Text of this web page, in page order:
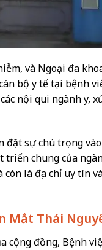
và Ngoại đa
bộ y tế tại bệnh
nội qui ngành y,
đặt sự chú trọng
chung của
là địa chỉ uy tín
Mắt Thái
cộng đồng, Bệnh